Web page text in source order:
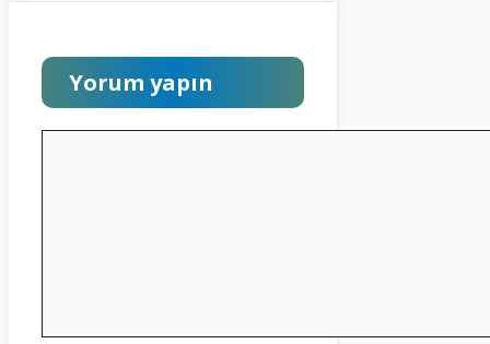
Yorum yapın